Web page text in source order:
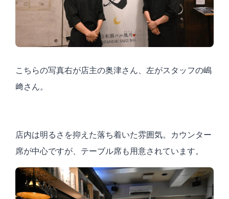
こちらの写真右が店主の奥津さん、左がスタッフの嶋
﨑さん。
店内は明るさを抑えた落ち着いた雰囲気。カウンター
席が中心ですが、テーブル席も用意されています。